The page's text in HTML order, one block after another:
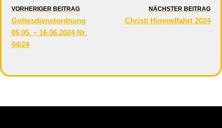
VORHERIGER BEITRAG
Gottesdienstordnung
05.05. – 16.06.2024 Nr.
04/24
NÄCHSTER BEITRAG
Christi Himmelfahrt 2024